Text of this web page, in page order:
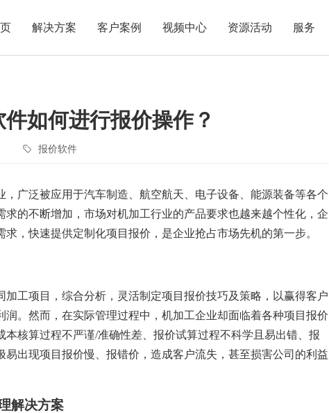
解决方案
电子贸易
元器件贸易
大宗贸易
IC贸易行业
项目型接单
工贸一体型
整合型贸易
工业设备贸易
生产管理
销售管理
成本核算
财务管理
研发管理
数字车间
进销存管理
移动报工
智能物流
报价接单
物料齐套
数据可视化
替代料管理
客户案例
机电设备 家用电器 电子制造
机械制造
视频中心 资源活动 服务
如何进行报价操作？
报价软件
，广泛被应用于汽车制造、航空航天、电子设备、能源装备等各个
求的不断增加，市场对机加工行业的产品要求也越来越个性化，企
，快速提供定制化项目报价，是企业抢占市场先机的第一步。
加工项目，综合分析，灵活制定项目报价技巧及策略，以赢得客户
润。然而，在实际管理过程中，机加工企业却面临着各种项目报价
本核算过程不严谨/准确性差、报价试算过程不科学且易出错、报
易出现项目报价慢、报错价，造成客户流失，甚至损害公司的利益
解决方案